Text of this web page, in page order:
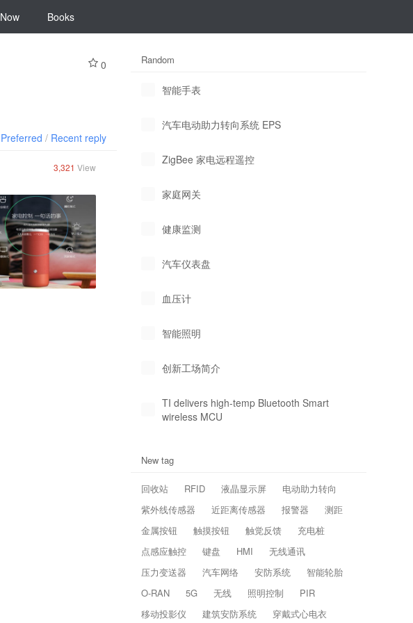
Now Books
0
Preferred / Recent reply
3,321 View
Random
智能手表
汽车电动助力转向系统 EPS
ZigBee 家电远程遥控
家庭网关
健康监测
汽车仪表盘
血压计
智能照明
创新工场简介
TI delivers high-temp Bluetooth Smart
wireless MCU
New tag
回收站 RFID 液晶显示屏
电动助力转向
紫外线传感器
近距离传感器 报警器
测距
金属按钮
触摸按钮 触觉反馈
充电桩
点感应触控
键盘 HMI
无线通讯
压力变送器
汽车网络 安防系统
智能轮胎
O-RAN
5G 无线 照明控制
PIR
移动投影仪
建筑安防系统 穿戴式心电衣